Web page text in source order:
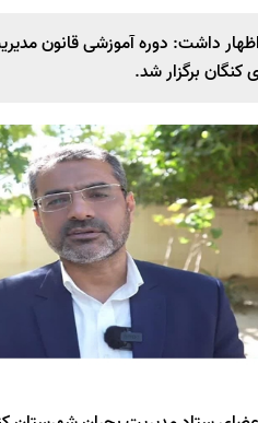
داشت: دوره آموزشی قانون
کنگان برگزار شد.